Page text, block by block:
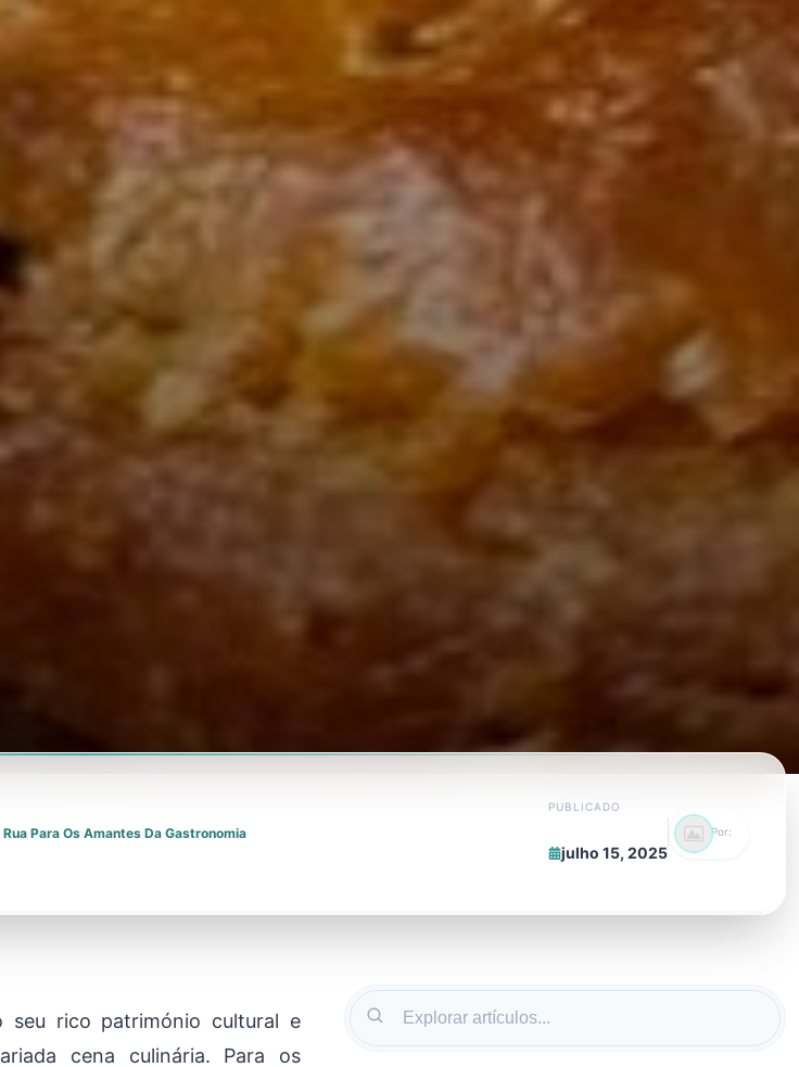
Para Os Amantes Da Gastronomia
PUBLICADO
julho 15, 2025
Por:
seu rico património cultural e
cena culinária. Para os